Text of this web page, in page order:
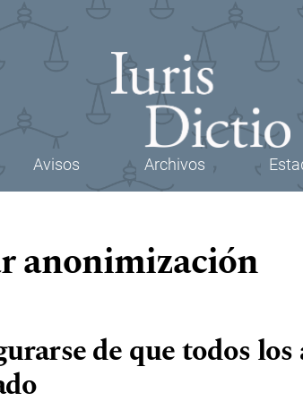
Avisos Archivos
anonimización
de que todos